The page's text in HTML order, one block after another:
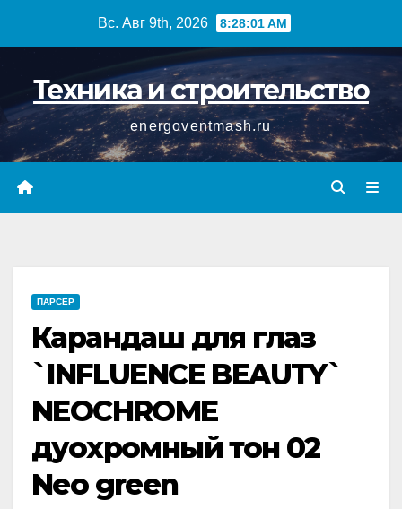
Вс. Авг 9th, 2026 8:28:02 AM
Техника и строительство
energoventmash.ru
ПАРСЕР
Карандаш для глаз
`INFLUENCE BEAUTY`
NEOCHROME
дуохромный тон 02
Neo green